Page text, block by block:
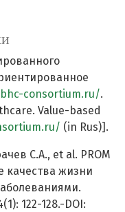
consortium.ru/.
Value-based
(in Rus)].
С.А., et al. PROM
качества жизни
122-128.-DOI: